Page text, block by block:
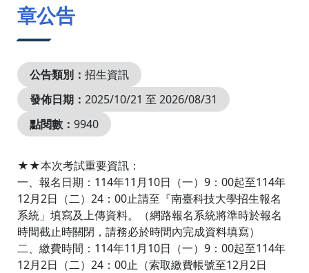
章公告
公告類別： 招生資訊
發佈日期： 2025/10/21 至 2026/08/31
點閱數： 9940
★★本次考試重要資訊：
一、報名日期：114年11月10日（一）9：00起至114年
12月2日（二）24：00止請至『南臺科技大學招生報名
系統」填寫及上傳資料。（網路報名系統將準時於報名
時間截止時關閉，請務必於時間內完成資料填寫）
二、繳費時間：114年11月10日（一）9：00起至114年
12月2日（二）24：00止（索取繳費帳號至12月2日